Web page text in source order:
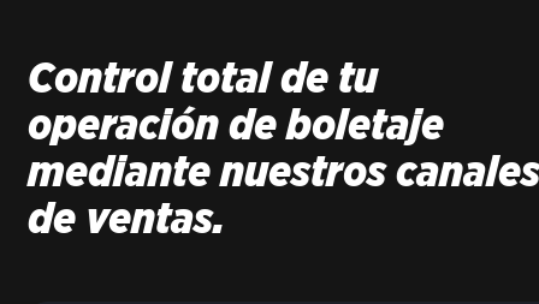
Control total de tu
operación de boletaje
mediante nuestros canales
de ventas.